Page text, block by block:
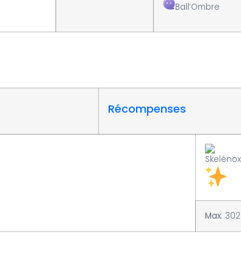
Ball’Ombre
Récompenses
Max: 302